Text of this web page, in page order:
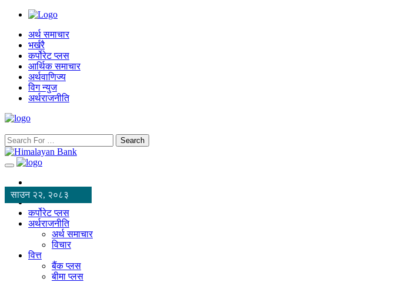
अर्थ समाचार
भर्खरै
कर्पोरेट प्लस
आर्थिक समाचार
अर्थवाणिज्य
विग न्युज
अर्थराजनीति
Search
साउन २२, २०८३
कर्पोरेट प्लस
अर्थराजनीति
अर्थ समाचार
विचार
वित्त
बैंक प्लस
बीमा प्लस